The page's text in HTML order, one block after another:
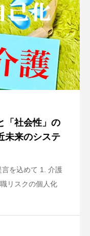
「社会性」の
未来のシステ
を込めて 1. 介護
リスクの個人化